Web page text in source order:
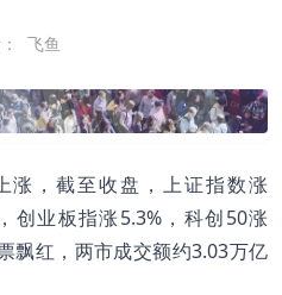
飞鱼
涨，截至收盘，上证指数涨
创业板指涨5.3%，科创50涨
飘红，两市成交额约3.03万亿